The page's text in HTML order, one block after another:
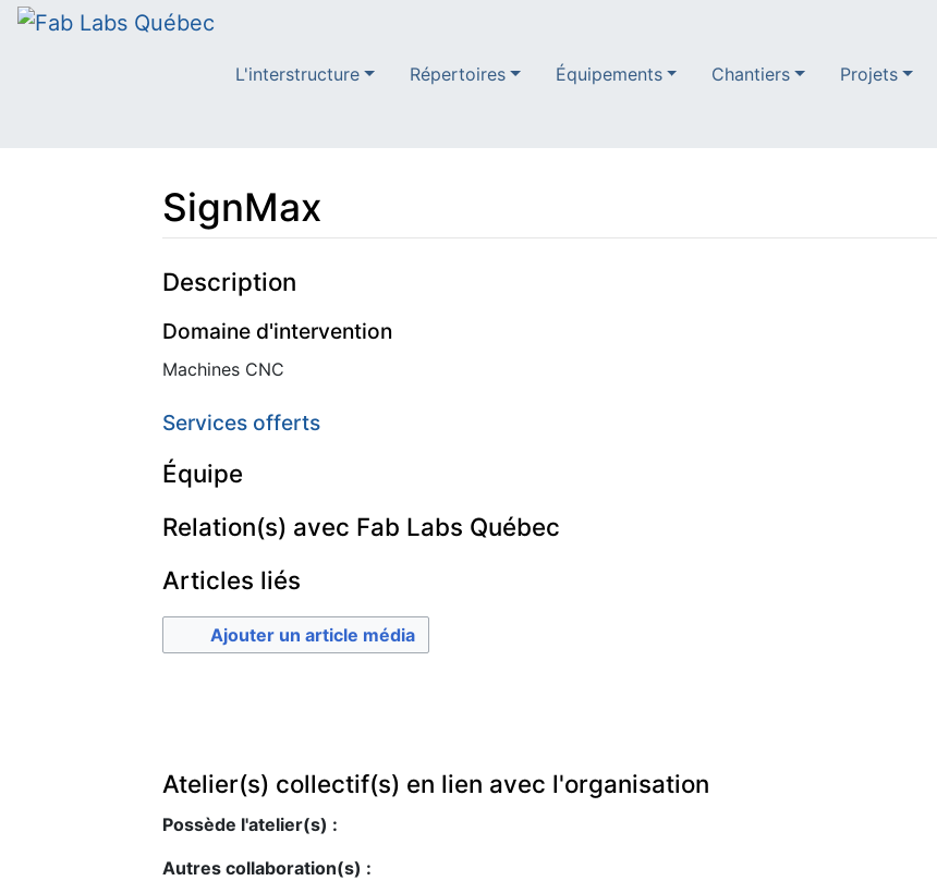
L'interstructure Répertoires Équipements Chantiers Projets
SignMax
Aller à : navigation
Description
Domaine d'intervention
Machines CNC
Services offerts
Équipe
Relation(s) avec Fab Labs Québec
Articles liés
Ajouter un article média
Atelier(s) collectif(s) en lien avec l'organisation
Possède l'atelier(s) :
Autres collaboration(s) :